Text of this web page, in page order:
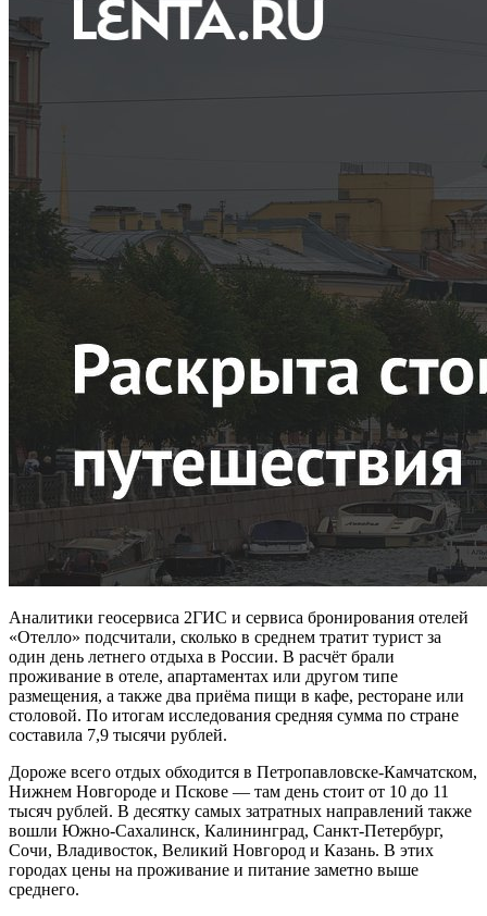
Аналитики геосервиса 2ГИС и сервиса бронирования отелей
«Отелло» подсчитали, сколько в среднем тратит турист за
один день летнего отдыха в России. В расчёт брали
проживание в отеле, апартаментах или другом типе
размещения, а также два приёма пищи в кафе, ресторане или
столовой. По итогам исследования средняя сумма по стране
составила 7,9 тысячи рублей.
Дороже всего отдых обходится в Петропавловске-Камчатском,
Нижнем Новгороде и Пскове — там день стоит от 10 до 11
тысяч рублей. В десятку самых затратных направлений также
вошли Южно-Сахалинск, Калининград, Санкт-Петербург,
Сочи, Владивосток, Великий Новгород и Казань. В этих
городах цены на проживание и питание заметно выше
среднего.